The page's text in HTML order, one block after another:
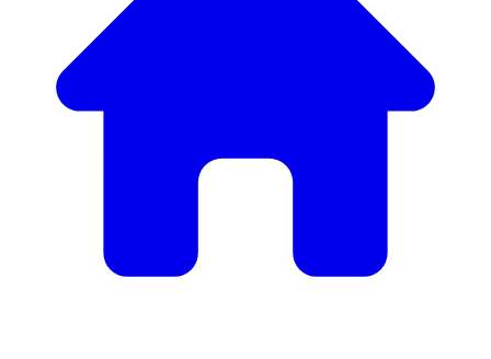
Scopri la nostra ampia selezione di mobili di design
Il Nostro Catalogo Mobili